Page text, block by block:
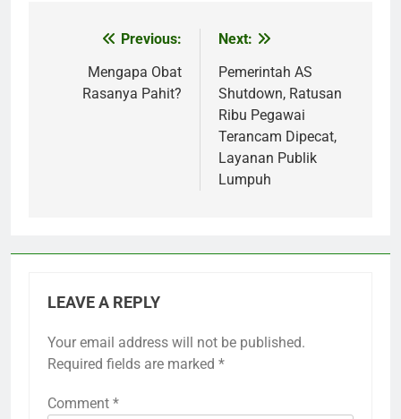
navigation
Previous:
Mengapa Obat
Rasanya Pahit?
Next:
Pemerintah AS
Shutdown, Ratusan
Ribu Pegawai
Terancam Dipecat,
Layanan Publik
Lumpuh
LEAVE A REPLY
Your email address will not be published.
Required fields are marked *
Comment *